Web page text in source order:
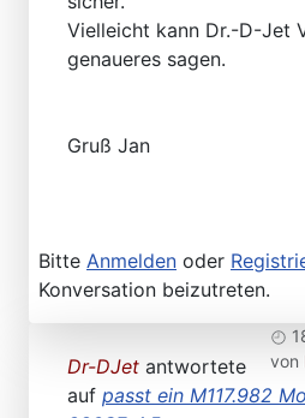
Vielleicht kann Dr.-D-Jet
genaueres sagen.
Gruß Jan
Bitte Anmelden oder
Konversation beizutreten.
von
Dr-DJet antwortete
auf passt ein M117.982